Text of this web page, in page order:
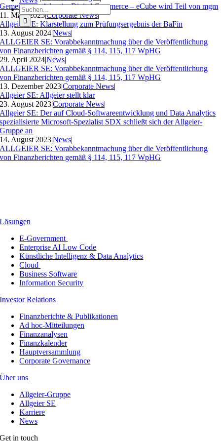
Suche
nach:
Gemeinsam stärker im Digital Commerce – eCube wird Teil von mgm
11. März 2025|Corporate News|
Allgeier SE: Klarstellung zum Prüfungsergebnis der BaFin
13. August 2024|News|
ALLGEIER SE: Vorabbekanntmachung über die Veröffentlichung
von Finanzberichten gemäß § 114, 115, 117 WpHG
29. April 2024|News|
ALLGEIER SE: Vorabbekanntmachung über die Veröffentlichung
von Finanzberichten gemäß § 114, 115, 117 WpHG
13. Dezember 2023|Corporate News|
Allgeier SE: Allgeier stellt klar
23. August 2023|Corporate News|
Allgeier SE: Der auf Cloud-Softwareentwicklung und Data Analytics
spezialisierte Microsoft-Spezialist SDX schließt sich der Allgeier-
Gruppe an
14. August 2023|News|
ALLGEIER SE: Vorabbekanntmachung über die Veröffentlichung
von Finanzberichten gemäß § 114, 115, 117 WpHG
Lösungen
E-Government
Enterprise AI Low Code
Künstliche Intelligenz & Data Analytics
Cloud
Business Software
Information Security
Investor Relations
Finanzberichte & Publikationen
Ad hoc-Mitteilungen
Finanzanalysen
Finanzkalender
Hauptversammlung
Corporate Governance
Über uns
Allgeier-Gruppe
Allgeier SE
Karriere
News
Get in touch